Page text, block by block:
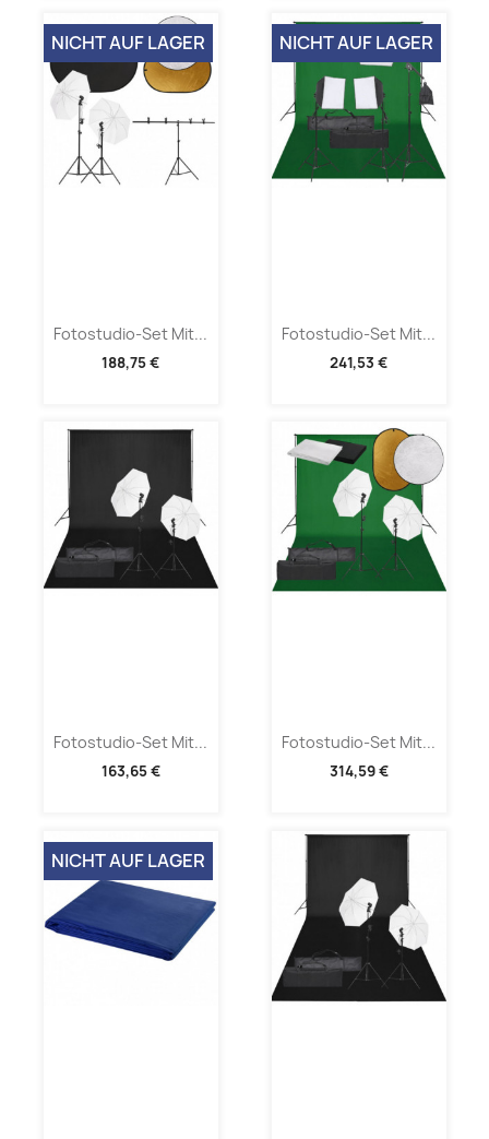
Fotostudio-Set Mit...
188,75 €
NICHT AUF LAGER
Fotostudio-Set Mit...
241,53 €
NICHT AUF LAGER
Fotostudio-Set Mit...
163,65 €
Fotostudio-Set Mit...
314,59 €
NICHT AUF LAGER